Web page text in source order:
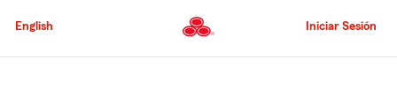
al
principal
English Iniciar Sesión